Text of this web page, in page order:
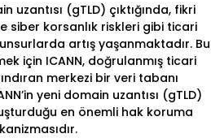
uzantısı (gTLD) çıktığında, fikri
siber korsanlık riskleri gibi ticari
artış yaşanmaktadır. Bu
için ICANN, doğrulanmış ticari
merkezi bir veri tabanı
yeni domain uzantısı (gTLD)
en önemli hak koruma